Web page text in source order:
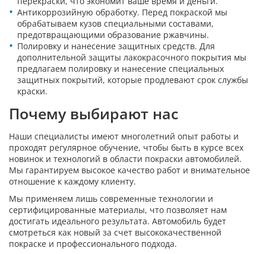
Антикоррозийную обработку. Перед покраской мы
обрабатываем кузов специальными составами,
предотвращающими образование ржавчины.
Полировку и нанесение защитных средств. Для
дополнительной защиты лакокрасочного покрытия мы
предлагаем полировку и нанесение специальных
защитных покрытий, которые продлевают срок службы
краски.
Почему выбирают нас
Наши специалисты имеют многолетний опыт работы и
проходят регулярное обучение, чтобы быть в курсе всех
новинок и технологий в области покраски автомобилей.
Мы гарантируем высокое качество работ и внимательное
отношение к каждому клиенту.
Мы применяем лишь современные технологии и
сертифицированные материалы, что позволяет нам
достигать идеального результата. Автомобиль будет
смотреться как новый за счет высококачественной
покраске и профессионального подхода.